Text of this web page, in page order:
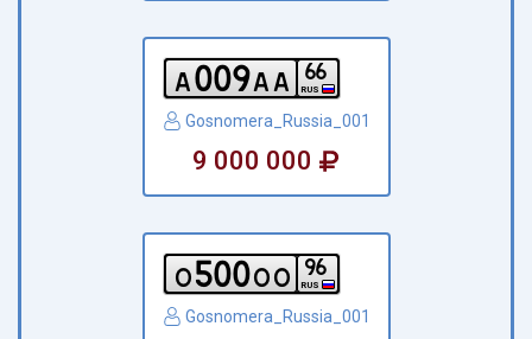
a009a a RUS
66
Gosnomera_Russia_001
9 000 000
o500oo RUS
96
Gosnomera_Russia_001